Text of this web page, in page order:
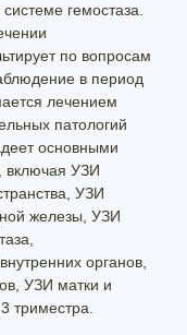
гемостаза.
по вопросам
в период
лечением
патологий
основными
включая УЗИ
УЗИ
железы, УЗИ
органов,
УЗИ матки и
триместра.